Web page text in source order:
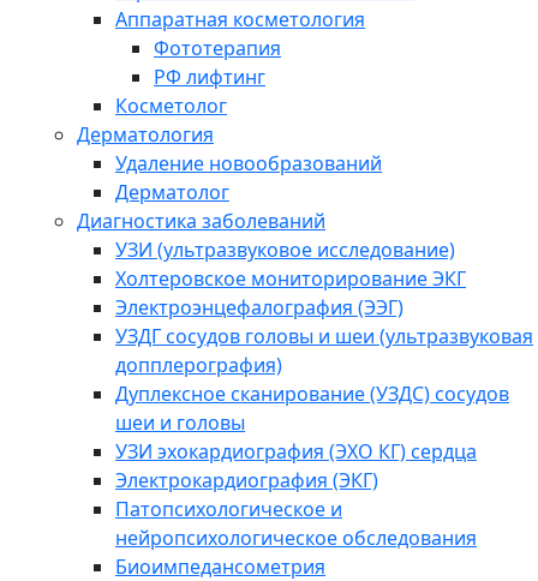
Аппаратная косметология
Фототерапия
РФ лифтинг
Косметолог
Дерматология
Удаление новообразований
Дерматолог
Диагностика заболеваний
УЗИ (ультразвуковое исследование)
Холтеровское мониторирование ЭКГ
Электроэнцефалография (ЭЭГ)
УЗДГ сосудов головы и шеи (ультразвуковая
допплерография)
Дуплексное сканирование (УЗДС) сосудов
шеи и головы
УЗИ эхокардиография (ЭХО КГ) сердца
Электрокардиография (ЭКГ)
Патопсихологическое и
нейропсихологическое обследования
Биоимпедансометрия